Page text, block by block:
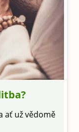
ať už vědomě